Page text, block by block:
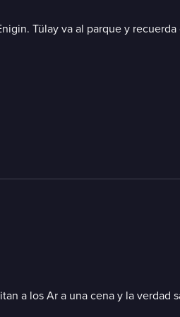
Tülay va al parque y
a los Ar a una cena y la